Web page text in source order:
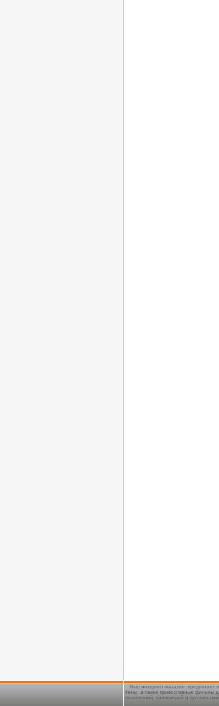
Наш интернет-магазин предлагает
темы, а также православные фильмы
песнопений, проповедей и